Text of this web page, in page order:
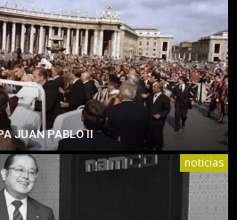
JUAN PABLO II
noticias